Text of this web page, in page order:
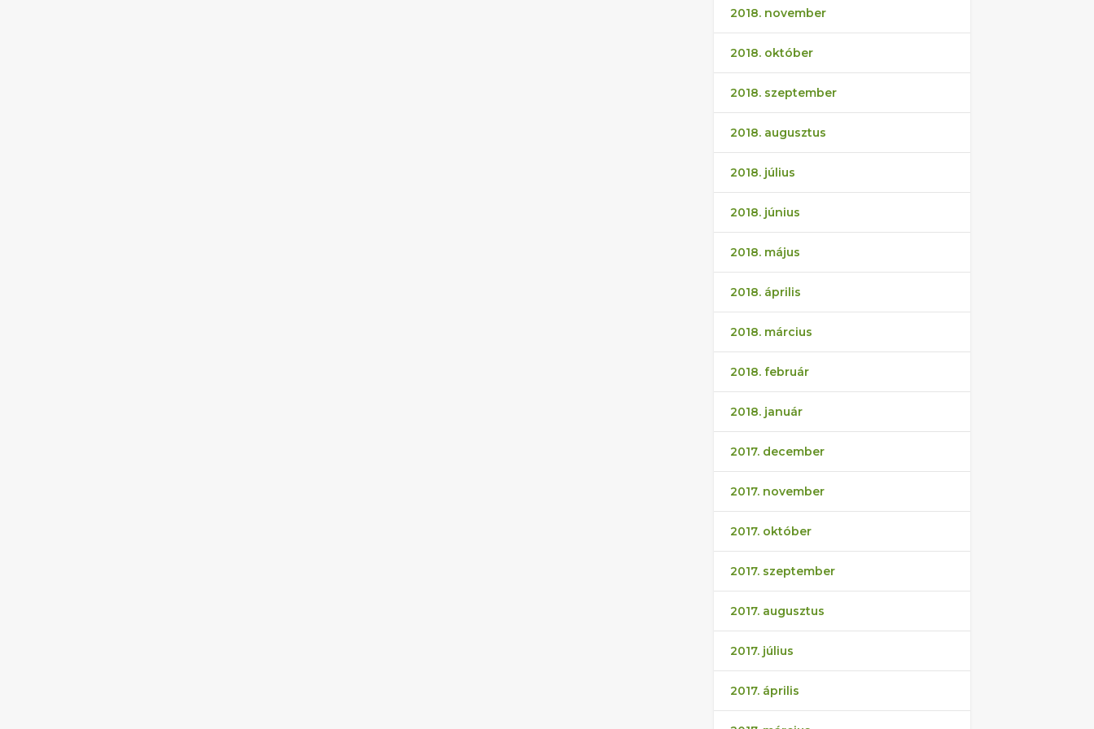
2018. november
2018. október
2018. szeptember
2018. augusztus
2018. július
2018. június
2018. május
2018. április
2018. március
2018. február
2018. január
2017. december
2017. november
2017. október
2017. szeptember
2017. augusztus
2017. július
2017. április